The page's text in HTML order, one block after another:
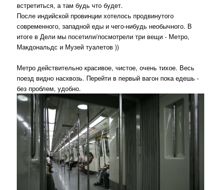
встретиться, а там будь что будет.
После индийской провинции хотелось продвинутого
современного, западной еды и чего-нибудь необычного. В
итоге в Дели мы посетили/посмотрели три вещи - Метро,
Макдональдс и Музей туалетов ))
Метро действительно красивое, чистое, очень тихое. Весь
поезд видно насквозь. Перейти в первый вагон пока едешь -
без проблем, удобно.